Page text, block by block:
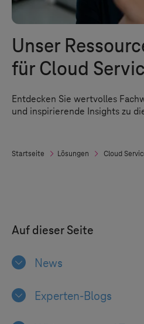
Unser
für Cloud
Entdecken Sie wertvolles
und inspirierende Insights zu
Startseite Lösungen Cloud
Auf dieser Seite
News
Experten-Blogs